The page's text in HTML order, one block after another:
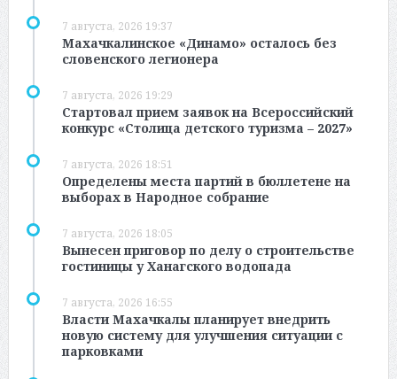
7 августа, 2026 19:37
Махачкалинское «Динамо» осталось без
словенского легионера
7 августа, 2026 19:29
Стартовал прием заявок на Всероссийский
конкурс «Столица детского туризма – 2027»
7 августа, 2026 18:51
Определены места партий в бюллетене на
выборах в Народное собрание
7 августа, 2026 18:05
Вынесен приговор по делу о строительстве
гостиницы у Ханагского водопада
7 августа, 2026 16:55
Власти Махачкалы планирует внедрить
новую систему для улучшения ситуации с
парковками